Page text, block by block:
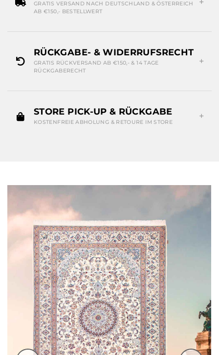
GRATIS VERSAND NACH DEUTSCHLAND & ÖSTERREICH
AB €150,- BESTELLWERT
RÜCKGABE- & WIDERRUFSRECHT
GRATIS RÜCKVERSAND AB €150,- & 14 TAGE
RÜCKGABERECHT
STORE PICK-UP & RÜCKGABE
KOSTENFREIE ABHOLUNG & RETOURE IM STORE